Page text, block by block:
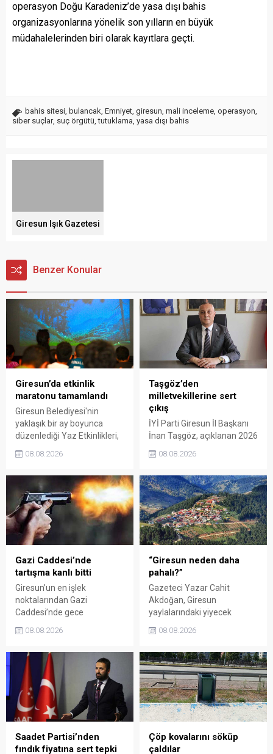
operasyon Doğu Karadeniz’de yasa dışı bahis
organizasyonlarına yönelik son yılların en büyük
müdahalelerinden biri olarak kayıtlara geçti.
bahis sitesi, bulancak, Emniyet, giresun, mali inceleme, operasyon,
siber suçlar, suç örgütü,tutuklama, yasa dışı bahis
Giresun Işık Gazetesi
Benzer Konular
Giresun’da etkinlik
maratonu tamamlandı
Giresun Belediyesi'nin
yaklaşık bir ay boyunca
düzenlediği Yaz Etkinlikleri,
sanat ve eğlenceyle
organizasyonun ardından
Kadın El Emeği Pazarı'nın
süresi de 16 Ağustos'a
kadar uzatıldı.
08.08.2026
Taşgöz’den
milletvekillerine sert
çıkış
İYİ Parti Giresun İl Başkanı
İnan Taşgöz, açıklanan 2026
üzerinden iktidar
eleştirdi. Taşgöz, üreticinin
emeğinin karşılığını
alamadığını savunarak,
Giresun milletvekillerini
sessiz kalmakla suçladı.
08.08.2026
Gazi Caddesi’nde
tartışma kanlı bitti
Giresun’un en işlek
noktalarından Gazi
Caddesi’nde gece
kavgada A.E. ayağından
bölgede kısa süreli panik
yaşanırken polis geniş çaplı
soruşturma başlattı.
08.08.2026
“Giresun neden daha
pahalı?”
Gazeteci Yazar Cahit
Akdoğan, Giresun
yaylalarındaki yiyecek
belirgin biçimde yüksek
Valiliği, Tarım ve Orman İl
Müdürlüğü ile ilgili kurumları
denetime çağırdı. Akdoğan,
yüzde 50’ye ulaşan fiyat
farklarının araştırılması
gerektiğini söyledi.
08.08.2026
Saadet Partisi’nden
fındık fiyatına sert tepki
Çöp kovalarını söküp
çaldılar